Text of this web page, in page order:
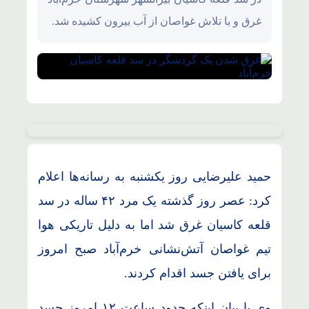
غرق و با تلاش غواصان از آب بیرون کشیده شد.
حمید علیرضایی روز یکشنبه به رسانه‌ها اعلام
کرد: عصر روز گذشته یک مرد ۴۲ ساله در سد
قلعه کاسیان غرق شد اما به دلیل تاریکی هوا
تیم غواصان آتش‌نشانی خرم‌آباد صبح امروز
برای یافتن جسد اقدام کردند.